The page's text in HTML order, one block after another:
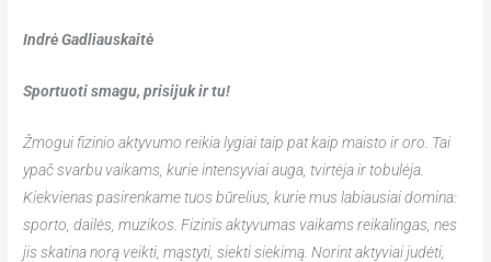
Indrė Gadliauskaitė
Sportuoti smagu, prisijuk ir tu!
Žmogui fizinio aktyvumo reikia lygiai taip pat kaip maisto ir oro. Tai
ypač svarbu vaikams, kurie intensyviai auga, tvirtėja ir tobulėja.
Kiekvienas pasirenkame tuos būrelius, kurie mus labiausiai domina:
sporto, dailės, muzikos. Fizinis aktyvumas vaikams reikalingas, nes
jis skatina norą veikti, mąstyti, siekti siekimą. Norint aktyviai judėti,